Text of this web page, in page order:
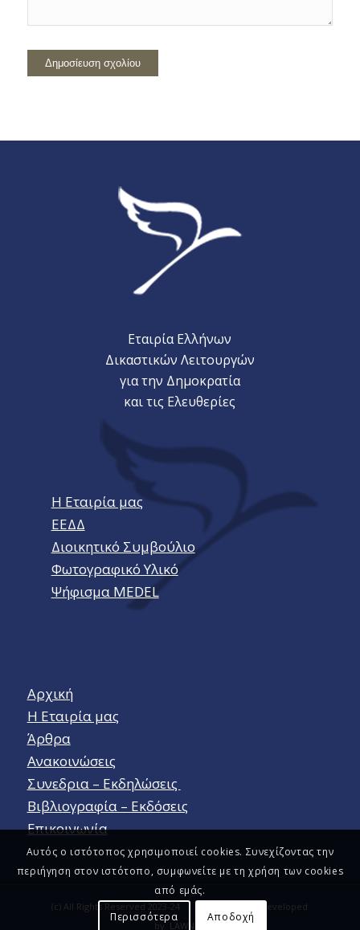
Εταιρία Ελλήνων
Δικαστικών Λειτουργών
για την Δημοκρατία
και τις Ελευθερίες
Η Εταιρία μας
ΕΕΔΔ
Διοικητικό Συμβούλιο
Φωτογραφικό Υλικό
Ψήφισμα MEDEL
Αρχική
Η Εταιρία μας
Άρθρα
Ανακοινώσεις
Συνεδρια – Εκδηλώσεις
Βιβλιογραφία – Εκδόσεις
Επικοινωνία
(c) All Rights Reserved 2023-24 Designed and Developed
by LAWNET
Αυτός ο ιστότοπος χρησιμοποιεί cookies. Συνεχίζοντας την
περιήγηση στον ιστότοπο, συμφωνείτε με τη χρήση των cookies
από εμάς.
Περισσότερα
Αποδοχή